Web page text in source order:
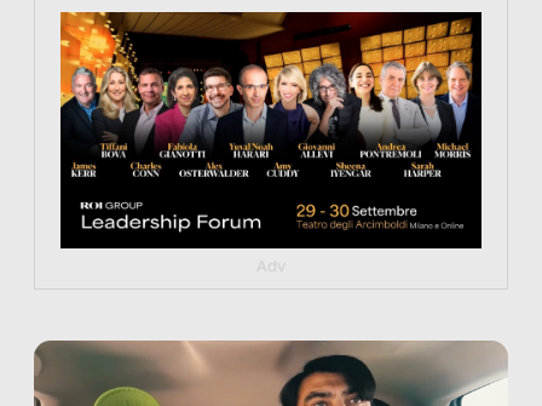
https://tinyurl.com/363fvfm9
Adv